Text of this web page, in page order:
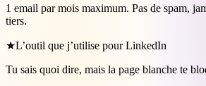
1 email par mois maximum. Pas de spam,
tiers.
★L’outil que j’utilise pour LinkedIn
Tu sais quoi dire, mais la page blanche te